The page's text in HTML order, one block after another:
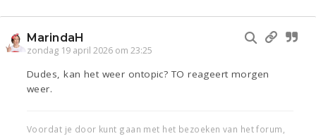
MarindaH
zondag 19 april 2026 om 23:25
Dudes, kan het weer ontopic? TO reageert morgen
weer.
Voordat je door kunt gaan met het bezoeken van het forum,